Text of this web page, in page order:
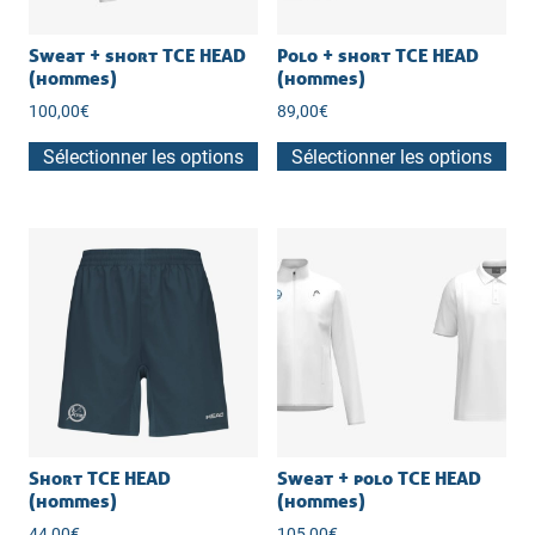
la
page
du
produit
Sweat + short TCE HEAD
(hommes)
100,00€
Sélectionner les options
Polo + short TCE HEAD
(hommes)
89,00€
Sélectionner les options
Short TCE HEAD
(hommes)
Sweat + polo TCE HEAD
(hommes)